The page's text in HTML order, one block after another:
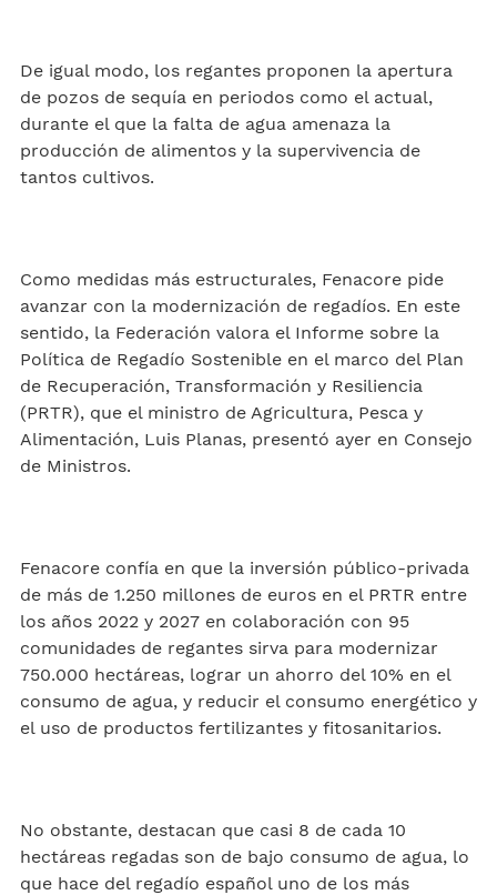
De igual modo, los regantes proponen la apertura
de pozos de sequía en periodos como el actual,
durante el que la falta de agua amenaza la
producción de alimentos y la supervivencia de
tantos cultivos.
Como medidas más estructurales, Fenacore pide
avanzar con la modernización de regadíos. En este
sentido, la Federación valora el Informe sobre la
Política de Regadío Sostenible en el marco del Plan
de Recuperación, Transformación y Resiliencia
(PRTR), que el ministro de Agricultura, Pesca y
Alimentación, Luis Planas, presentó ayer en Consejo
de Ministros.
Fenacore confía en que la inversión público-privada
de más de 1.250 millones de euros en el PRTR entre
los años 2022 y 2027 en colaboración con 95
comunidades de regantes sirva para modernizar
750.000 hectáreas, lograr un ahorro del 10% en el
consumo de agua, y reducir el consumo energético y
el uso de productos fertilizantes y fitosanitarios.
No obstante, destacan que casi 8 de cada 10
hectáreas regadas son de bajo consumo de agua, lo
que hace del regadío español uno de los más